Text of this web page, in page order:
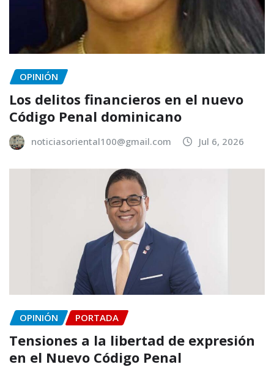
OPINIÓN
Los delitos financieros en el nuevo
Código Penal dominicano
noticiasoriental100@gmail.com Jul 6, 2026
OPINIÓN PORTADA
Tensiones a la libertad de expresión
en el Nuevo Código Penal